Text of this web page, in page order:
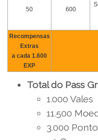
50 600
Recompensas
Extras
a cada 1.600
EXP
Total do Pass
1.000 Vales
11.500
3.000